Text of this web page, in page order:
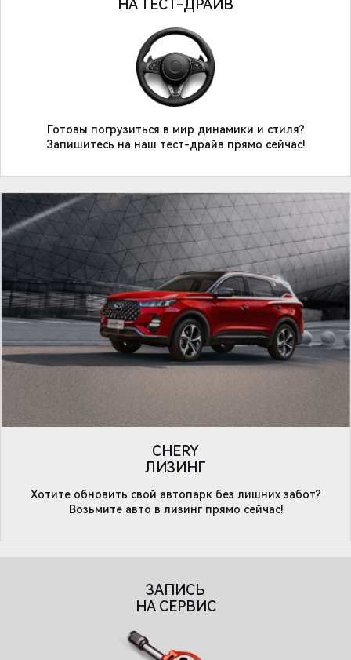
НА ТЕСТ-ДРАЙВ
Готовы погрузиться в мир динамики и стиля?
Запишитесь на наш тест-драйв прямо сейчас!
CHERY
ЛИЗИНГ
Хотите обновить свой автопарк без лишних забот?
Возьмите авто в лизинг прямо сейчас!
ЗАПИСЬ
НА СЕРВИС